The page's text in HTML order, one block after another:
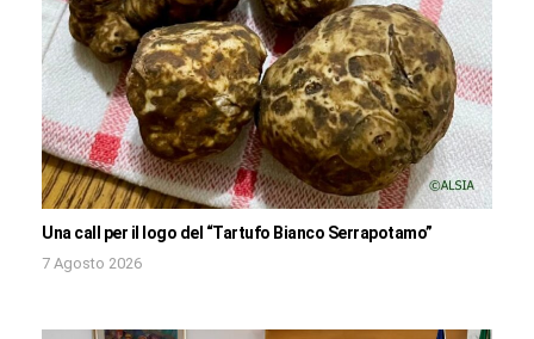
Una call per il logo del “Tartufo Bianco Serrapotamo”
7 Agosto 2026